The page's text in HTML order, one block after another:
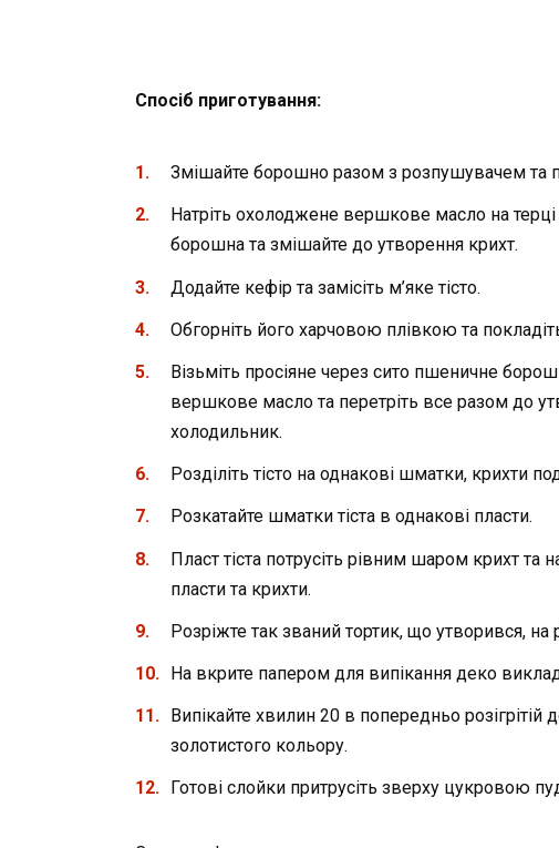
Спосіб приготування:
Змішайте борошно разом з розпушувачем та
Натріть охолоджене вершкове масло на
борошна та змішайте до утворення крихт.
Додайте кефір та замісіть м’яке тісто.
Обгорніть його харчовою плівкою та
Візьміть просіяне через сито пшеничне
вершкове масло та перетріть все разом до
холодильник.
Розділіть тісто на однакові шматки, крихти
Розкатайте шматки тіста в однакові пласти.
Пласт тіста потрусіть рівним шаром крихт та
пласти та крихти.
Розріжте так званий тортик, що утворився, на
На вкрите папером для випікання деко
Випікайте хвилин 20 в попередньо розігрітій
золотистого кольору.
Готові слойки притрусіть зверху цукровою